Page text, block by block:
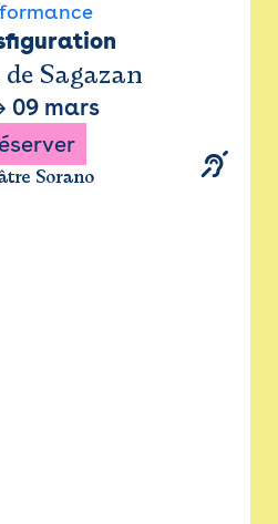
Sagazan
09 mars
Sorano